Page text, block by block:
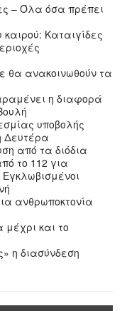
– Όλα όσα πρέπει
καιρού: Καταιγίδες
θα ανακοινωθούν τα
η διαφορά
υποβολής
Δευτέρα
από τα διόδια
το 112 για
ανθρωποκτονία
και το
η διασύνδεση